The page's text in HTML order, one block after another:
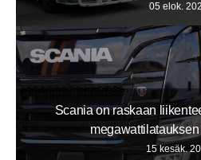
05 elok.
Scania on raskaan
15 kesäk.